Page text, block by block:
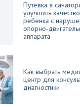
Путевка в
улучшить
ребенка с
аппарата
Как выбрать
центр для
диагностики